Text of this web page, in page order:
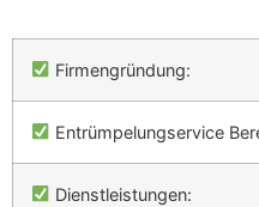
Firmengründung:
Entrümpelungservice
Dienstleistungen: